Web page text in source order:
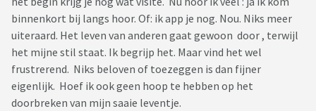
binnenkort bij langs hoor. Of: ik app je nog. Nou. Niks meer
uiteraard. Het leven van anderen gaat gewoon door , terwijl
het mijne stil staat. Ik begrijp het. Maar vind het wel
frustrerend. Niks beloven of toezeggen is dan fijner
eigenlijk. Hoef ik ook geen hoop te hebben op het
doorbreken van mijn saaie leventje.